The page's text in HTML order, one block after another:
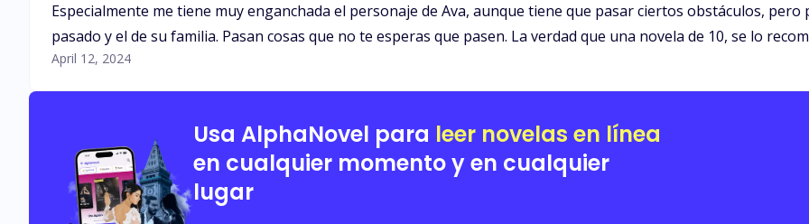
Especialmente me tiene muy enganchada el personaje de Ava, aunque tiene que pasar ciertos obstáculos,
pasado y el de su familia. Pasan cosas que no te esperas que pasen. La verdad que una novela de 10, se lo
April 12, 2024
Usa AlphaNovel para leer novelas en línea
en cualquier momento y en cualquier
lugar